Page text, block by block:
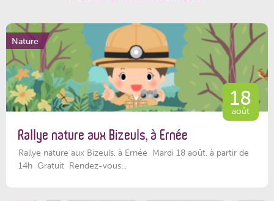
Nature
18
août
Rallye nature aux Bizeuls, à Ernée
Rallye nature aux Bizeuls, à Ernée Mardi 18 août, à partir de
14h Gratuit Rendez-vous...